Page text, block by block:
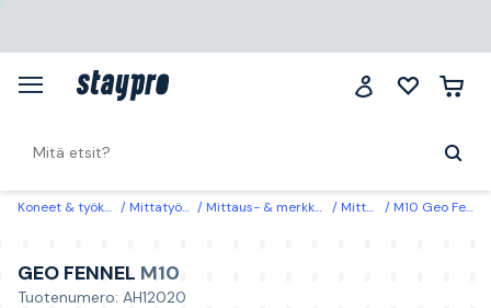
Koneet & työkalut Mittatyökalut Mittaus- & merkkaustyökalut Mittapyörät M10 Geo Fennel Mittapyörä
GEO FENNEL M10
Tuotenumero: AH12020